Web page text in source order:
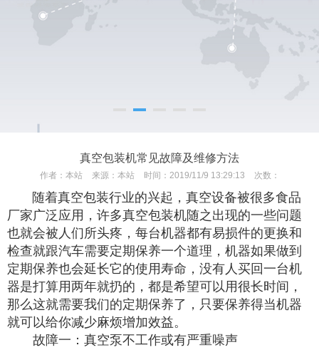
真空包装机常见故障及维修方法
作者： 本站 来源： 本站 时间： 2019/11/9 13:29:13 次数：
随着真空包装行业的兴起，真空设备被很多食品
厂家广泛应用，许多真空包装机随之出现的一些问题
也就会被人们所头疼，每台机器都有易损件的更换和
检查就跟汽车需要定期保养一个道理，机器如果做到
定期保养也会延长它的使用寿命，没有人买回一台机
器是打算用两年就扔的，都是希望可以用很长时间，
那么这就需要我们的定期保养了，只要保养得当机器
就可以给你减少麻烦增加效益。
故障一：真空泵不工作或有严重噪声